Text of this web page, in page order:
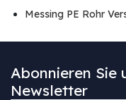
Messing PE Rohr
Abonnieren Sie
Newsletter